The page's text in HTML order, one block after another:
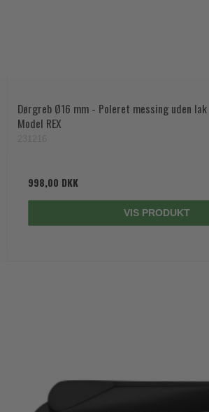
Dørgreb Ø16 mm - Poleret messing uden
Model REX
998,00 DKK
VIS PRODUKT